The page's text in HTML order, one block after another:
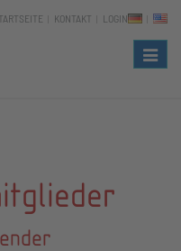
KONTAKT LOGIN